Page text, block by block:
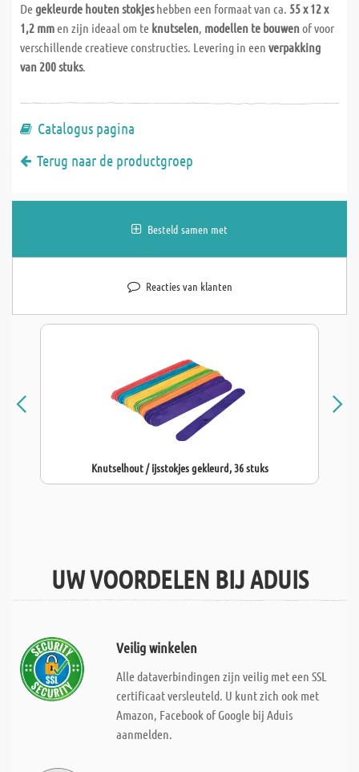
Degekleurde houten stokjeshebben een formaat van ca. 55 x 12 x
1,2 mmen zijn ideaal om te knutselen, modellen te bouwenof voor
verschillende creatieve constructies. Levering in een verpakking
van 200 stuks.
Catalogus pagina
Terug naar de productgroep
Besteld samen met
Reacties van klanten
Knutselhout / ijsstokjes gekleurd, 36 stuks
UW VOORDELEN BIJ ADUIS
Veilig winkelen
Alle dataverbindingen zijn veilig met een SSL
certificaat versleuteld. U kunt zich ook met
Amazon, Facebook of Google bij Aduis
aanmelden.